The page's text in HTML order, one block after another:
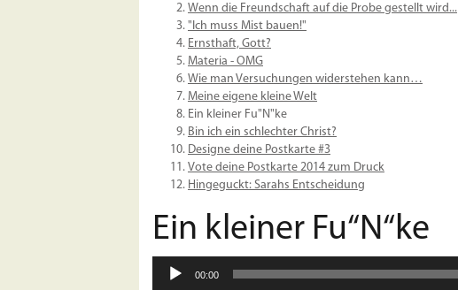
Wenn die Freundschaft auf die Probe gestellt wird...
"Ich muss Mist bauen!"
Ernsthaft, Gott?
Materia - OMG
Wie man Versuchungen widerstehen kann…
Meine eigene kleine Welt
Ein kleiner Fu"N"ke
Bin ich ein schlechter Christ?
Designe deine Postkarte #3
Vote deine Postkarte 2014 zum Druck
Hingeguckt: Sarahs Entscheidung
Ein kleiner Fu“N“ke
Audio-
Player
00:00